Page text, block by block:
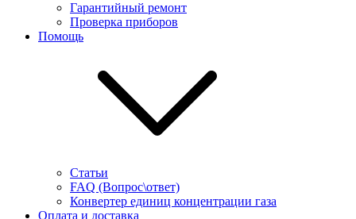
Гарантийный ремонт
Проверка приборов
Помощь
Статьи
FAQ (Вопрос\ответ)
Конвертер единиц концентрации газа
Оплата и доставка